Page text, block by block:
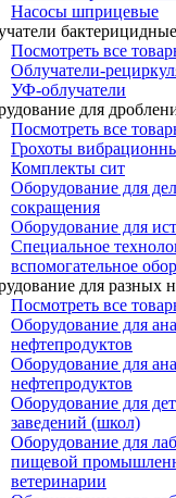
Насосы шприцевые
бактерицидные
Посмотреть все
Облучатели-
УФ-облучатели
для
Посмотреть все
Грохоты
Комплекты сит
Оборудование для
сокращения
Оборудование для
Специальное
вспомогательное
для разных
Посмотреть все
Оборудование для
нефтепродуктов
Оборудование для
нефтепродуктов
Оборудование для
заведений (школ)
Оборудование для
пищевой
ветеринарии